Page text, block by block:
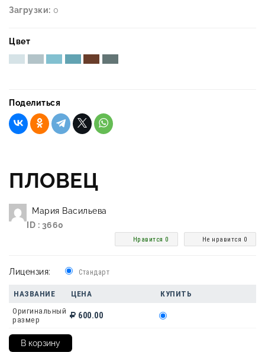
Загрузки: 0
Цвет
Поделиться
ПЛОВЕЦ
Мария Васильева
ID : 3660
Не нравится 0
Нравится 0
Лицензия: Стандарт
НАЗВАНИЕ ЦЕНА
КУПИТЬ
Оригинальный
размер
600.00